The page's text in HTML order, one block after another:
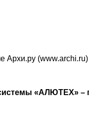
Архи.ру (www.archi.ru)
«АЛЮТЕХ» –